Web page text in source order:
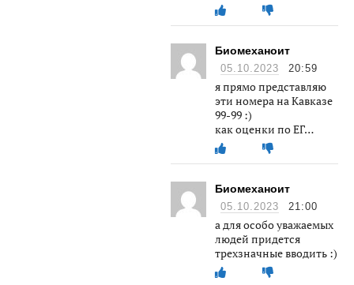
Биомеханоит
05.10.2023 20:59
я прямо представляю
эти номера на Кавказе
99-99 :)
как оценки по ЕГ…
Биомеханоит
05.10.2023 21:00
а для особо уважаемых
людей придется
трехзначные вводить :)